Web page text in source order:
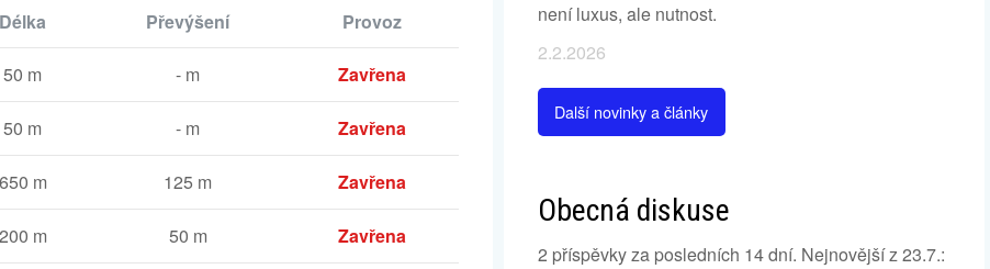
Délka Převýšení Provoz
50 m - m Zavřena
50 m - m Zavřena
650 m 125 m Zavřena
200 m 50 m Zavřena
není luxus, ale nutnost.
2.2.2026
Další novinky a články
Obecná diskuse
2 příspěvky za posledních 14 dní. Nejnovější z 23.7.: